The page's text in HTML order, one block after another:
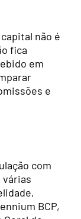
não é
fica
em
e
com
várias
BCP,